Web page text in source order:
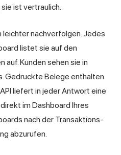
ist vertraulich.
leichter nachverfolgen. Jedes
listet sie auf den
auf. Kunden sehen sie in
Gedruckte Belege enthalten
liefert in jeder Antwort eine
im Dashboard Ihres
nach der Transaktions-
abzurufen.